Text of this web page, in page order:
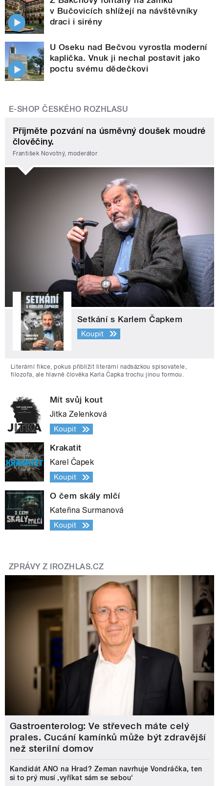
v Bučovicích shlížejí na návštěvníky
draci i sirény
U Oseku nad Bečvou vyrostla moderní
kaplička. Vnuk ji nechal postavit jako
poctu svému dědečkovi
E-SHOP ČESKÉHO ROZHLASU
Přijměte pozvání na úsměvný doušek moudré
člověčiny.
František Novotný, moderátor
Setkání s Karlem Čapkem
Koupit
Literární fikce, pokus přiblížit literární nadsázkou spisovatele,
filozofa, ale hlavně člověka Karla Čapka trochu jinou formou.
Mít svůj kout
Jitka Zelenková
Koupit
Krakatit
Karel Čapek
Koupit
O čem skály mlčí
Kateřina Surmanová
Koupit
ZPRÁVY Z IROZHLAS.CZ
Gastroenterolog: Ve střevech máte celý
prales. Cucání kamínků může být zdravější
než sterilní domov
Kandidát ANO na Hrad? Zeman navrhuje Vondráčka, ten
si to prý musí ‚vyříkat sám se sebou‘